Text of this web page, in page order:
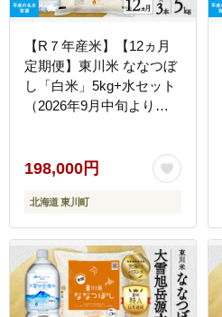
【R７年産米】【12ヵ月
定期便】東川米 ななつぼ
し「白米」5kg+水セット
（2026年9月中旬より発
198,000円
北海道 東川町